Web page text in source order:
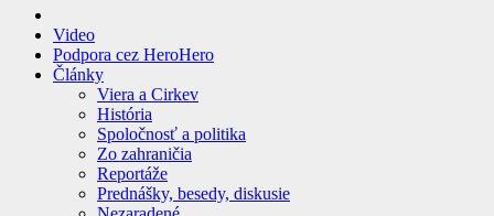
Video
Podpora cez HeroHero
Články
Viera a Cirkev
História
Spoločnosť a politika
Zo zahraničia
Reportáže
Prednášky, besedy, diskusie